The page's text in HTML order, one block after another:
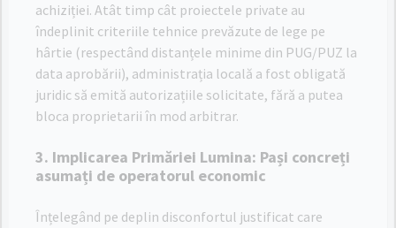
achiziției. Atât timp cât proiectele private au
îndeplinit criteriile tehnice prevăzute de lege pe
hârtie (respectând distanțele minime din PUG/PUZ la
data aprobării), administrația locală a fost obligată
juridic să emită autorizațiile solicitate, fără a putea
bloca proprietarii în mod arbitrar.
3. Implicarea Primăriei Lumina: Pași concreți
asumați de operatorul economic
Înțelegând pe deplin disconfortul justificat care